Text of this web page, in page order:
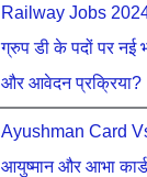
Railway Jobs
ग्रुप डी के पदों पर नई
और आवेदन प्रक्रिया?
Ayushman Card
आयुष्मान और आभा